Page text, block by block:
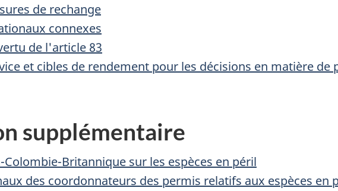
de rechange
connexes
de l'article 83
et cibles de rendement pour les décisions en matière de
supplémentaire
Colombie-Britannique sur les espèces en péril
des coordonnateurs des permis relatifs aux espèces en